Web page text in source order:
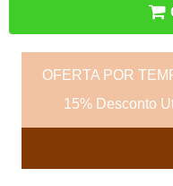
OFERTA POR
15% Desconto